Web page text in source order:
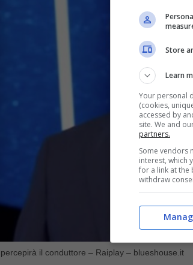
il conduttore – Raiplay – blueshouse.it
Store
Learn
Your personal
(cookies,
accessed by
site. We and
partners.
Some vendors
interest, which
for a link at the
withdraw